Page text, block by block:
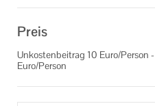
Preis
Unkostenbeitrag 10 Euro/
Euro/Person